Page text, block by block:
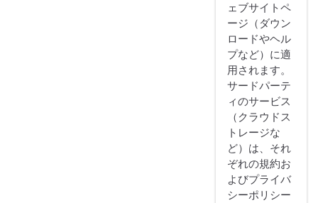
ェブサイトペ
ージ（ダウン
ロードやヘル
プなど）に適
用されます。
サードパーテ
ィのサービス
（クラウドス
トレージな
ど）は、それ
ぞれの規約お
よびプライバ
シーポリシー